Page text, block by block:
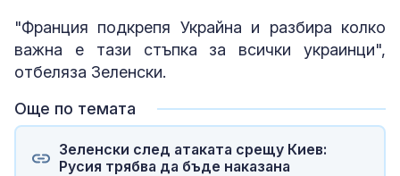
"Франция подкрепя Украйна и разбира колко
важна е тази стъпка за всички украинци",
отбеляза Зеленски.
Още по темата
Зеленски след атаката срещу Киев:
Русия трябва да бъде наказана